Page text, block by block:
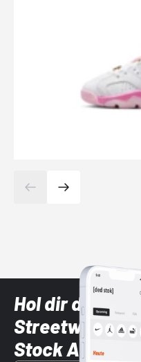
Hol dir die
Streetwear-
Stock App